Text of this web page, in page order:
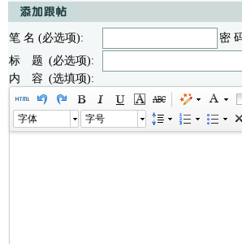
笔 名 (必选项):
密
标 题 (必选项):
内 容 (选填项):
字体 字号